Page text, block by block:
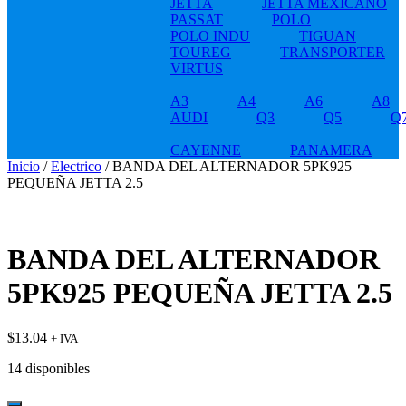
JETTA
JETTA MEXICANO
PASSAT
POLO
POLO INDU
TIGUAN
TOUREG
TRANSPORTER
VIRTUS
A3 A4 A6
A8
AUDI
Q3 Q5
CAYENNE
PANAMERA
Inicio /Electrico / BANDA DEL ALTERNADOR 5PK925
PEQUEÑA JETTA 2.5
BANDA DEL ALTERNADOR
5PK925 PEQUEÑA JETTA 2.5
$13.04 + IVA
14 disponibles